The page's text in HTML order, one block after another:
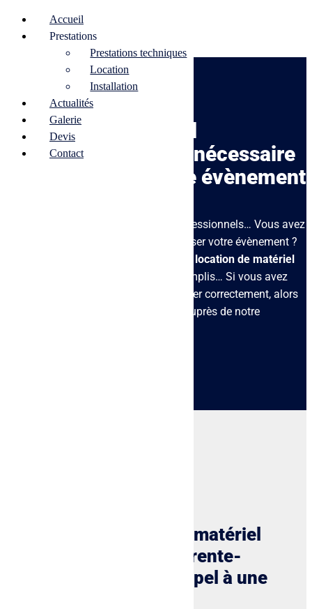
Location de matériel
audiovisuel : tout le nécessaire
pour organiser votre évènement
Associations, salles de spectacle, professionnels… Vous avez
besoin de matériel scénique pour réaliser votre évènement ?
location de matériel
, amplis… Si vous avez
déjà les professionnels pour les installer correctement, alors
vous pouvez louer vos équipements auprès de notre
Pour la location de matériel
audiovisuel en Charente-
Maritime : faites appel à une
Accueil
Prestations
Prestations techniques
Location
Installation
Actualités
Galerie
Devis
Contact